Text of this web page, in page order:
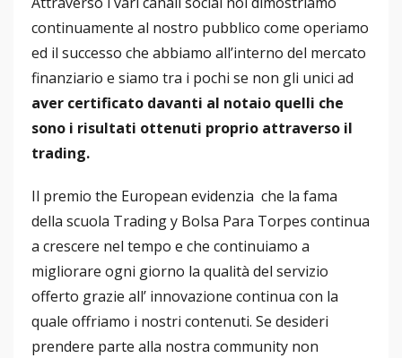
continuamente al nostro pubblico come operiamo
ed il successo che abbiamo all’interno del mercato
finanziario e siamo tra i pochi se non gli unici ad
aver certificato davanti al notaio quelli che
sono i risultati ottenuti proprio attraverso il
trading.
Il premio the European evidenzia che la fama
della scuola Trading y Bolsa Para Torpes continua
a crescere nel tempo e che continuiamo a
migliorare ogni giorno la qualità del servizio
offerto grazie all’ innovazione continua con la
quale offriamo i nostri contenuti. Se desideri
prendere parte alla nostra community non